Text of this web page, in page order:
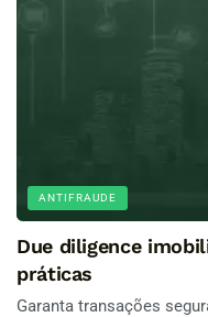
ANTIFRAUDE
Due diligence
práticas
Garanta transações